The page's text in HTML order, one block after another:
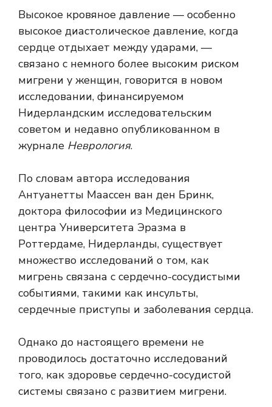
Высокое кровяное давление — особенно
высокое диастолическое давление, когда
сердце отдыхает между ударами, —
связано с немного более высоким риском
мигрени у женщин, говорится в новом
исследовании, финансируемом
Нидерландским исследовательским
советом и недавно опубликованном в
журнале Неврология.
По словам автора исследования
Антуанетты Маассен ван ден Бринк,
доктора философии из Медицинского
центра Университета Эразма в
Роттердаме, Нидерланды, существует
множество исследований о том, как
мигрень связана с сердечно-сосудистыми
событиями, такими как инсульты,
сердечные приступы и заболевания сердца.
Однако до настоящего времени не
проводилось достаточно исследований
того, как здоровье сердечно-сосудистой
системы связано с развитием мигрени.